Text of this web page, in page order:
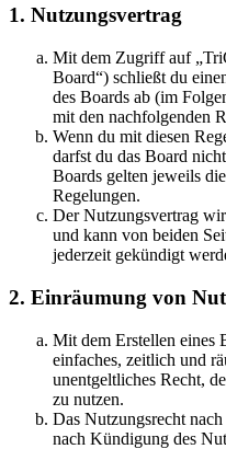
1. Nutzungsvertrag
Mit dem Zugriff auf
Board“) schließt du
des Boards ab (im
mit den nachfolgenden
Wenn du mit diesen
darfst du das Board
Boards gelten jeweils
Regelungen.
Der Nutzungsvertrag
und kann von beiden
jederzeit gekündigt
2. Einräumung von
Mit dem Erstellen eines
einfaches, zeitlich und
unentgeltliches Recht,
zu nutzen.
Das Nutzungsrecht
nach Kündigung des